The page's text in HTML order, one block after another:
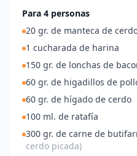
Para 4 personas
20 gr. de manteca de
1 cucharada de harina
150 gr. de lonchas de
60 gr. de higadillos de
60 gr. de hígado de cerdo
100 ml. de ratafía
300 gr. de carne de
cerdo picada)